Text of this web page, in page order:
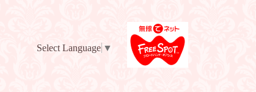
Select Language ▼